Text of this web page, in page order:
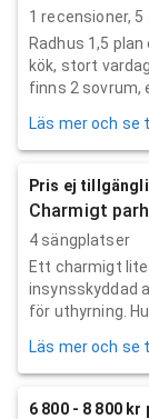
1 recensioner, 5
Radhus 1,5
kök, stort
finns 2 sovrum,
Läs mer och
Pris ej
Charmigt
4 sängplatser
Ett charmigt
insynsskyddad
för uthyrning.
Läs mer och
6 800 - 8 800 kr